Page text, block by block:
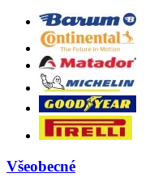
Všeobecné